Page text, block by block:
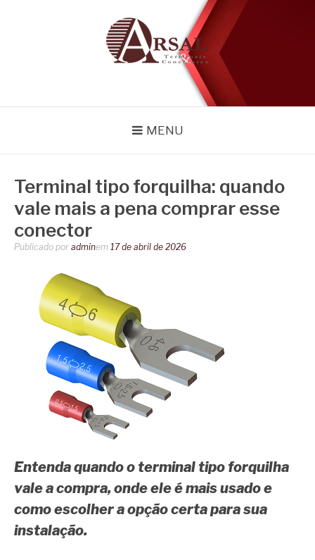
Especialistas em conectores e acessórios
MENU
Terminal tipo forquilha: quando
vale mais a pena comprar esse
conector
Publicado por adminem 17 de abril de 2026
Entenda quando o terminal tipo forquilha
vale a compra, onde ele é mais usado e
como escolher a opção certa para sua
instalação.